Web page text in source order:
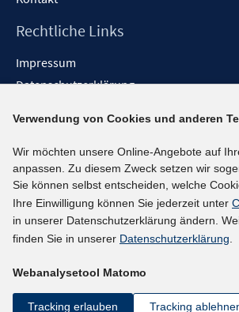
Rechtliche Links
Impressum
Datenschutzerklärung
Barrieren melden
Social-Media-Kanäle
BlueSky
YouTube
LinkedIn
kununu
Netiquette
Verwendung von Cookies und anderen
Wir möchten unsere Online-Angebote auf
anpassen. Zu diesem Zweck setzen wir
Sie können selbst entscheiden, welche
Ihre Einwilligung können Sie jederzeit unter
in unserer Datenschutzerklärung ändern.
finden Sie in unserer Datenschutzerklärung.
Webanalysetool Matomo
Tracking erlauben Tracking